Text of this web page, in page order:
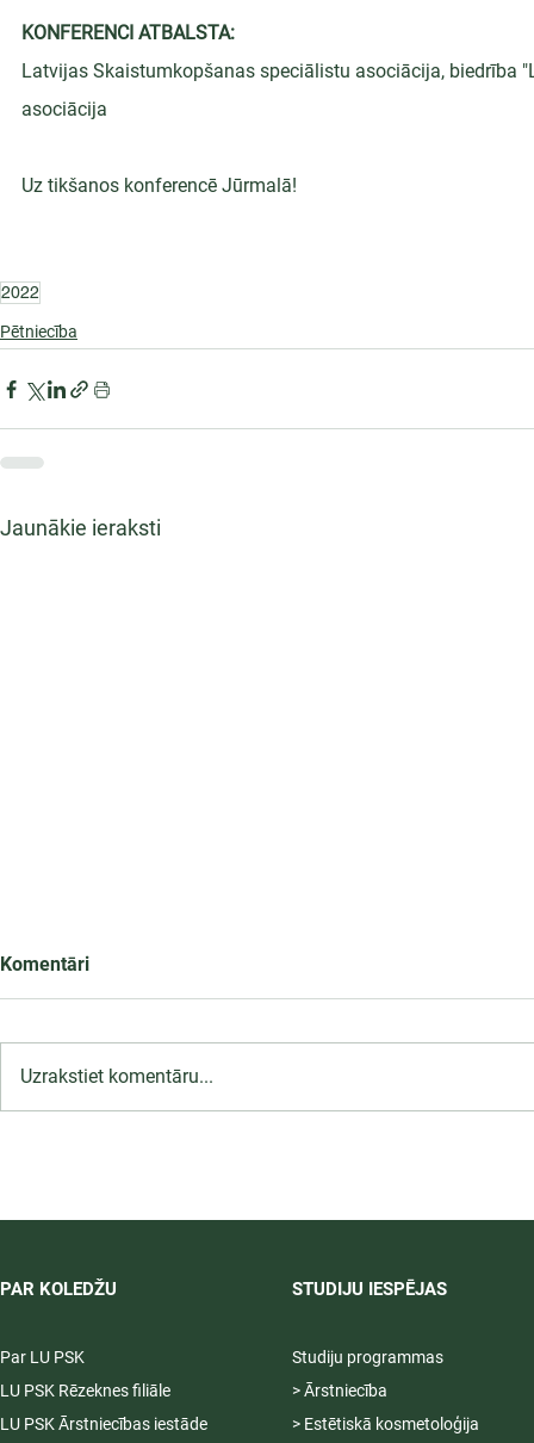
KONFERENCI ATBALSTA:
Latvijas Skaistumkopšanas speciālistu asociācija,
asociācija
Uz tikšanos konferencē Jūrmalā!
2022
Pētniecība
Jaunākie ieraksti
Komentāri
Uzrakstiet komentāru...
PAR KOLEDŽU
Par LU PSK
LU PSK Rēzeknes filiāle
LU PSK Ārstniecības iestāde
STUDIJU IESPĒJAS
Studiju programmas
> Ārstniecība
> Estētiskā kosmetoloģija